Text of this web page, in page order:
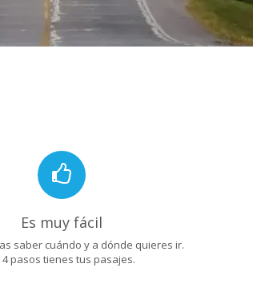
Es muy fácil
saber cuándo y a dónde quieres ir.
4 pasos tienes tus pasajes.